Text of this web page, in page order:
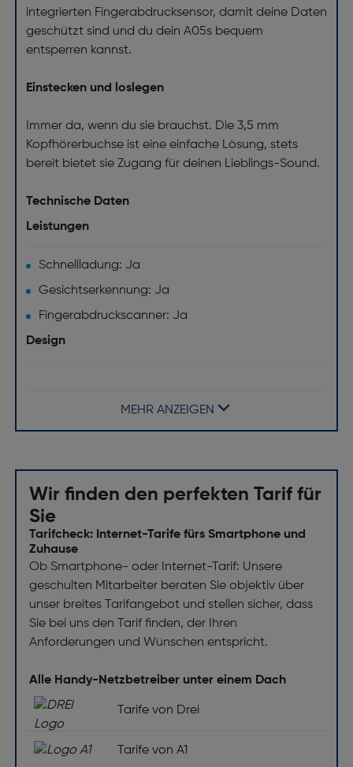
integrierten Fingerabdrucksensor, damit deine Daten
geschützt sind und du dein A05s bequem
entsperren kannst.
Einstecken und loslegen
Immer da, wenn du sie brauchst. Die 3,5 mm
Kopfhörerbuchse ist eine einfache Lösung, stets
bereit bietet sie Zugang für deinen Lieblings-Sound.
Technische Daten
Leistungen
Schnellladung: Ja
Gesichtserkennung: Ja
Fingerabdruckscanner: Ja
Design
Formfaktor: Balken
Navigation
GPS: Ja
Software
Installiertes Betriebssystem: Android 13
Gewicht und Abmessungen
Gewicht [g]: 195
Bildschirm
Bildschirmdiagonale ["]: 6.7
MEHR ANZEIGEN
Wir finden den perfekten Tarif für
Sie
Tarifcheck: Internet-Tarife fürs Smartphone und
Zuhause
Ob Smartphone- oder Internet-Tarif: Unsere
geschulten Mitarbeiter beraten Sie objektiv über
unser breites Tarifangebot und stellen sicher, dass
Sie bei uns den Tarif finden, der Ihren
Anforderungen und Wünschen entspricht.
Alle Handy-Netzbetreiber unter einem Dach
Tarife von Drei
Tarife von A1